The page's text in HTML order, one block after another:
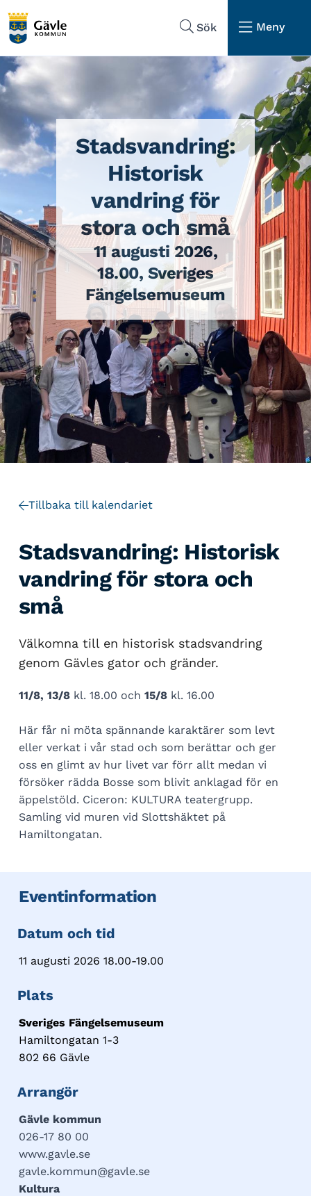
Sök
Meny
Stadsvandring:
Historisk
vandring för
stora och små
11 augusti 2026,
18.00, Sveriges
Fängelsemuseum
Tillbaka till kalendariet
Stadsvandring: Historisk
vandring för stora och
små
Välkomna till en historisk stadsvandring
genom Gävles gator och gränder.
11/8, 13/8 kl. 18.00 och 15/8 kl. 16.00
Här får ni möta spännande karaktärer som levt
eller verkat i vår stad och som berättar och ger
oss en glimt av hur livet var förr allt medan vi
försöker rädda Bosse som blivit anklagad för en
äppelstöld. Ciceron: KULTURA teatergrupp.
Samling vid muren vid Slottshäktet på
Hamiltongatan.
Eventinformation
Datum och tid
11 augusti 2026 18.00-19.00
Plats
Sveriges Fängelsemuseum
Hamiltongatan 1-3
802 66 Gävle
Arrangör
Gävle kommun
026-17 80 00
www.gavle.se
gavle.kommun@gavle.se
Kultura